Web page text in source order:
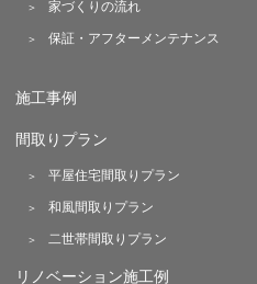
家づくりの流れ
保証・アフターメンテナンス
施工事例
間取りプラン
平屋住宅間取りプラン
和風間取りプラン
二世帯間取りプラン
リノベーション施工例